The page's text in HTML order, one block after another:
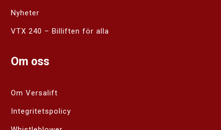
Nyheter
VTX 240 – Billiften för alla
Om oss
Om Versalift
Integritetspolicy